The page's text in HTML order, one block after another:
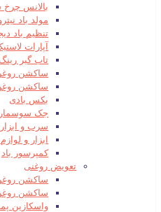
بالانس
مولد باد
تنظیم باد
آپارات
تاب گیر رینگ
ساکشن
ساکشن
بکس بادی
جک
سرب و
ابزار و
کمپرسور باد
تعویض روغنی
ساکشن
ساکشن
واسکازین